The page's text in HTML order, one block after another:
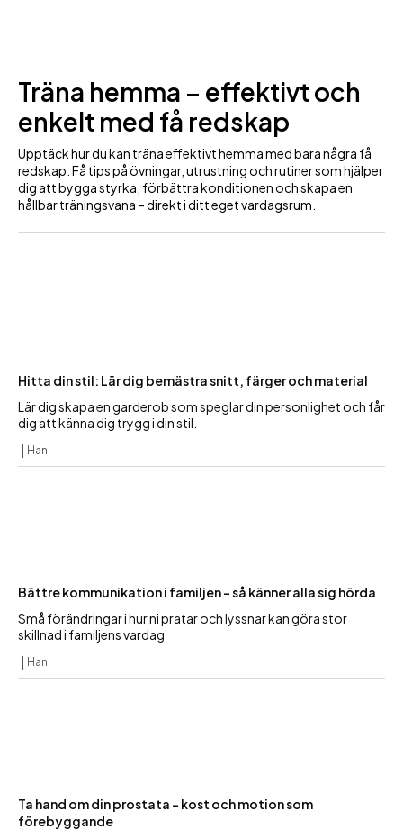
Träna hemma – effektivt och
enkelt med få redskap
Upptäck hur du kan träna effektivt hemma med bara några få
redskap. Få tips på övningar, utrustning och rutiner som hjälper
dig att bygga styrka, förbättra konditionen och skapa en
hållbar träningsvana – direkt i ditt eget vardagsrum.
Hitta din stil: Lär dig bemästra snitt, färger och material
Lär dig skapa en garderob som speglar din personlighet och får
dig att känna dig trygg i din stil.
Han
Bättre kommunikation i familjen – så känner alla sig hörda
Små förändringar i hur ni pratar och lyssnar kan göra stor
skillnad i familjens vardag
Han
Ta hand om din prostata – kost och motion som
förebyggande